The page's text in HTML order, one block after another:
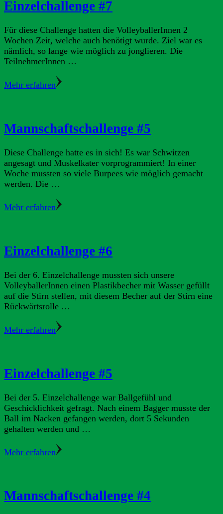
Einzelchallenge #7
Für diese Challenge hatten die VolleyballerInnen 2
Wochen Zeit, welche auch benötigt wurde. Ziel war es
nämlich, so lange wie möglich zu jonglieren. Die
TeilnehmerInnen …
Mehr erfahren
Mannschaftschallenge #5
Diese Challenge hatte es in sich! Es war Schwitzen
angesagt und Muskelkater vorprogrammiert! In einer
Woche mussten so viele Burpees wie möglich gemacht
werden. Die …
Mehr erfahren
Einzelchallenge #6
Bei der 6. Einzelchallenge mussten sich unsere
VolleyballerInnen einen Plastikbecher mit Wasser gefüllt
auf die Stirn stellen, mit diesem Becher auf der Stirn eine
Rückwärtsrolle …
Mehr erfahren
Einzelchallenge #5
Bei der 5. Einzelchallenge war Ballgefühl und
Geschicklichkeit gefragt. Nach einem Bagger musste der
Ball im Nacken gefangen werden, dort 5 Sekunden
gehalten werden und …
Mehr erfahren
Mannschaftschallenge #4